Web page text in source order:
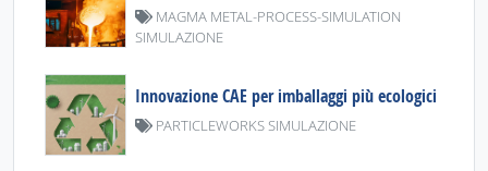
MAGMA METAL-PROCESS-SIMULATION
SIMULAZIONE
Innovazione CAE per imballaggi più ecologici
PARTICLEWORKS SIMULAZIONE